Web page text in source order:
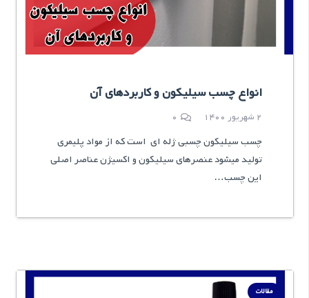
انواع چسب سیلیکون و کاربردهای آن
2 شهریور 1400 0
چسب سیلیکون چسبی ژله ای است که از مواد پلیمری
تولید میشود عنصرهای سیلیکون و اکسیژن عناصر اصلی
این چسب…
مقالات